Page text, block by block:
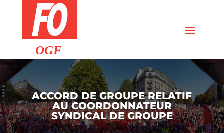
ACCORD DE GROUPE RELATIF
AU COORDONNATEUR
SYNDICAL DE GROUPE